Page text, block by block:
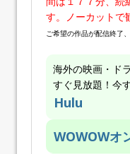
す。ノーカットで
ご希望の作品が配信終了
海外の映画・ド
すぐ見放題！今
Hulu
WOWOWオ